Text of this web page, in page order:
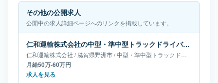
その他の公開求人
公開中の求人詳細ページへのリンクを掲載しています。
仁和運輸株式会社の中型・準中型トラックドライバー求人｜滋賀県野洲市｜月給50万-60万円
仁和運輸株式会社 /滋賀県野洲市/中型・準中型トラックドライバー
月給50万-60万円
求人を見る